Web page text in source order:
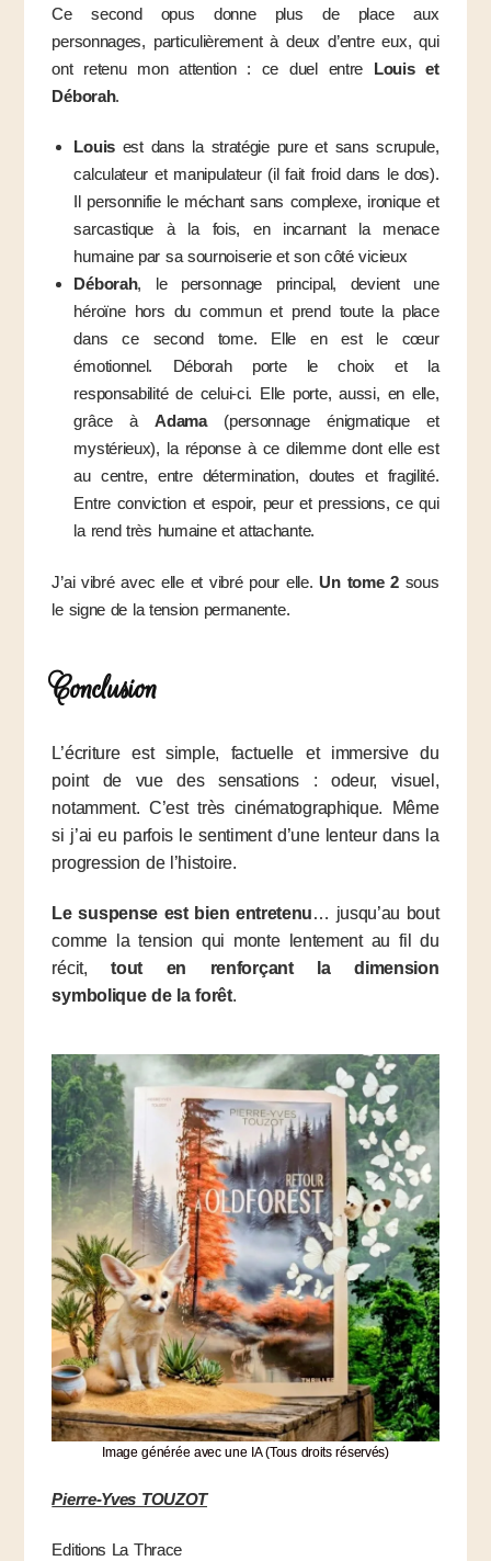
Ce second opus donne plus de place aux
personnages, particulièrement à deux d’entre eux, qui
ont retenu mon attention : ce duel entre Louis et
Déborah.
Louisest dans la stratégie pure et sans scrupule,
calculateur et manipulateur (il fait froid dans le dos).
Il personnifie le méchant sans complexe, ironique et
sarcastique à la fois, en incarnant la menace
humaine par sa sournoiserie et son côté vicieux
Déborah, le personnage principal, devient une
héroïne hors du commun et prend toute la place
dans ce second tome. Elle en est le cœur
émotionnel. Déborah porte le choix et la
responsabilité de celui-ci. Elle porte, aussi, en elle,
grâce àAdama(personnage énigmatique et
mystérieux), la réponse à ce dilemme dont elle est
au centre, entre détermination, doutes et fragilité.
Entre conviction et espoir, peur et pressions, ce qui
la rend très humaine et attachante.
J’ai vibré avec elle et vibré pour elle.Un tome 2sous
le signe de la tension permanente.
Conclusion
L’écriture est simple, factuelle et immersive du
point de vue des sensations : odeur, visuel,
notamment. C’est très cinématographique. Même
si j’ai eu parfois le sentiment d’une lenteur dans la
progression de l’histoire.
Le suspense est bien entretenu… jusqu’au bout
comme la tension qui monte lentement au fil du
récit,tout en renforçant la dimension
symbolique de la forêt.
Image générée avec une IA (Tous droits réservés)
Pierre-Yves TOUZOT
Editions La Thrace